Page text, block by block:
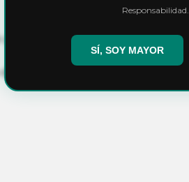
ISO, FDA y Kosher)
poliuretano).
Responsabilidad.
SÍ, SOY MAYOR